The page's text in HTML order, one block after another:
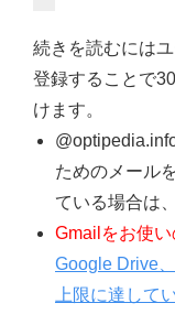
続きを読むには
登録することで
けます。
ためのメール
ている場合は
Gmailをお使
Google Drive
上限に達して